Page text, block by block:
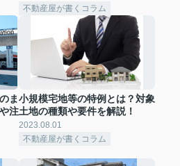
不動産屋が書くコラム
ま
注
小規模宅地等の特例とは？対象
土地の種類や要件を解説！
2023.08.01
不動産屋が書くコラム